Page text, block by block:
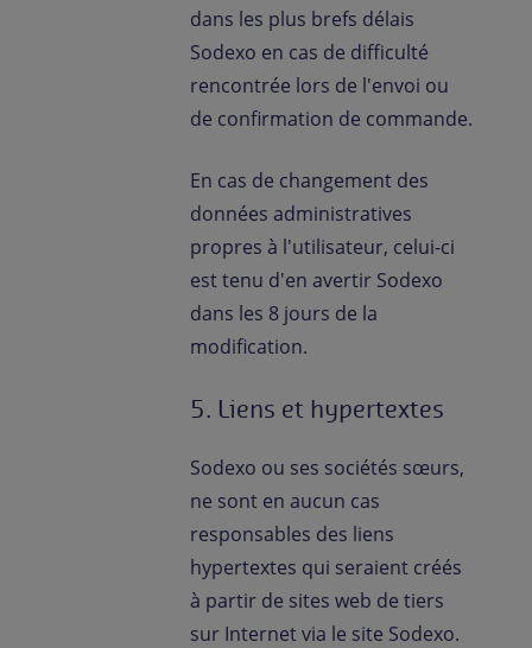
dans les plus brefs délais
Sodexo en cas de difficulté
rencontrée lors de l'envoi ou
de confirmation de commande.
En cas de changement des
données administratives
propres à l'utilisateur, celui-ci
est tenu d'en avertir Sodexo
dans les 8 jours de la
modification.
5. Liens et hypertextes
Sodexo ou ses sociétés sœurs,
ne sont en aucun cas
responsables des liens
hypertextes qui seraient créés
à partir de sites web de tiers
sur Internet via le site Sodexo.